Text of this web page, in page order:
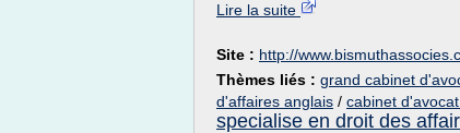
Lire la suite
Site : http://
Thèmes liés : grand cabinet
d'affaires anglais / cabinet
specialise en droit des